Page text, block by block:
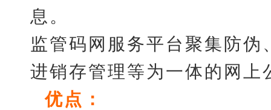
息。
监管码网服务平台聚集防
进销存管理等为一体的网上
优点：